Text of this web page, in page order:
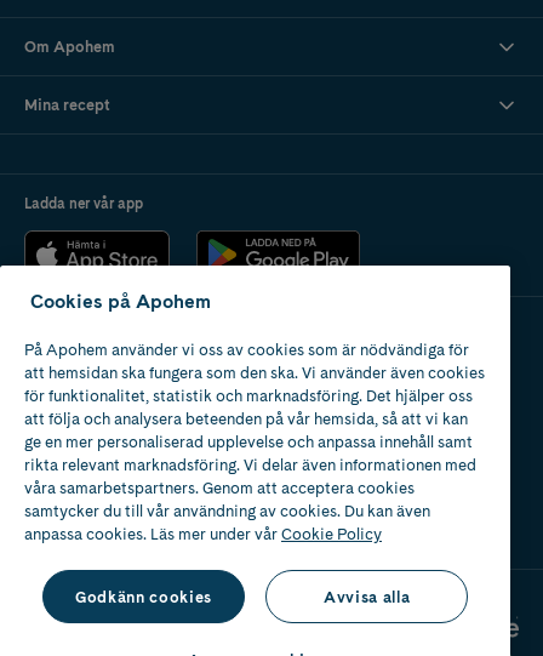
Om Apohem
Mina recept
Ladda ner vår app
Apotek med tillstånd
av Läkemedelsverket
Cookies på Apohem
På Apohem använder vi oss av cookies som är nödvändiga för
att hemsidan ska fungera som den ska. Vi använder även cookies
för funktionalitet, statistik och marknadsföring. Det hjälper oss
att följa och analysera beteenden på vår hemsida, så att vi kan
ge en mer personaliserad upplevelse och anpassa innehåll samt
rikta relevant marknadsföring. Vi delar även informationen med
våra samarbetspartners. Genom att acceptera cookies
samtycker du till vår användning av cookies. Du kan även
anpassa cookies. Läs mer under vårCookie Policy
Godkänn cookies Avvisa alla